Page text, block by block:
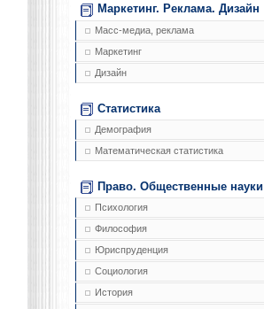
Маркетинг. Реклама. Дизайн
Масс-медиа, реклама
Маркетинг
Дизайн
Статистика
Демография
Математическая статистика
Право. Общественные науки
Психология
Философия
Юриспруденция
Социология
История